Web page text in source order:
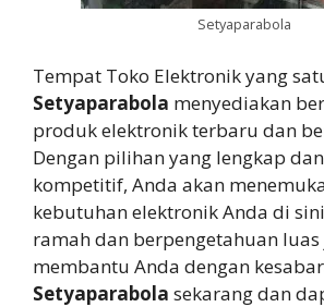
Setyaparabola
Tempat Toko Elektronik yang
Setyaparabola menyediakan
produk elektronik terbaru dan
Dengan pilihan yang lengkap
kompetitif, Anda akan
kebutuhan elektronik Anda di
ramah dan berpengetahuan
membantu Anda dengan
Setyaparabola sekarang dan